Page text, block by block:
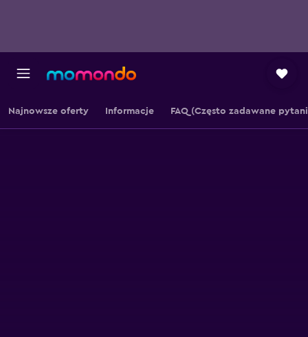
Najnowsze oferty Informacje FAQ (Często zadawane